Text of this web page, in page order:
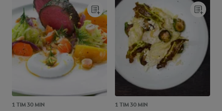
1 TIM 30 MIN 1 TIM 30 MIN